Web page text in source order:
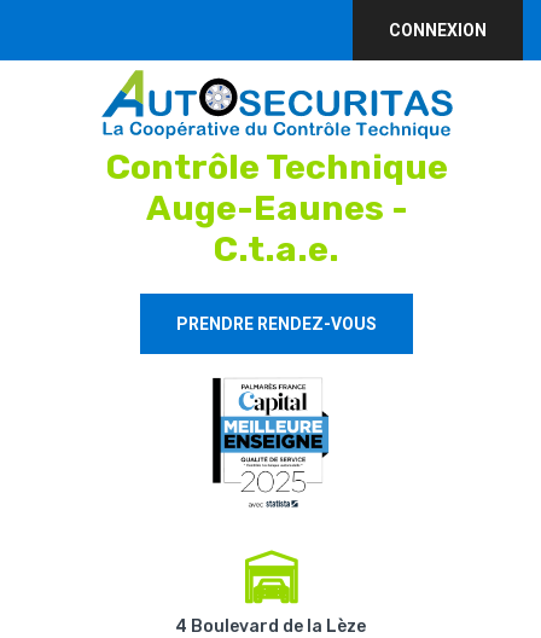
CONNEXION
Contrôle Technique
Auge-Eaunes -
C.t.a.e.
PRENDRE RENDEZ-VOUS
4 Boulevard de la Lèze